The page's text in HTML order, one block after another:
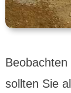
Beobachten
sollten Sie